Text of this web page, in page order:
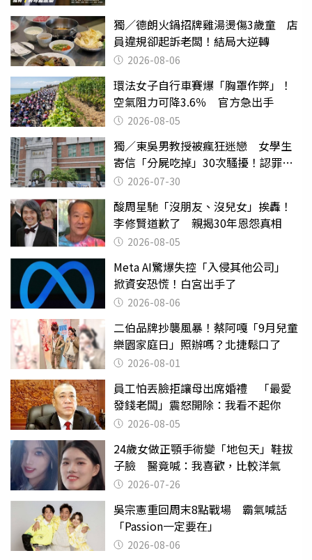
獨／德朗火鍋招牌雞湯燙傷3歲童 店
員違規卻起訴老闆！結局大逆轉
2026-08-06
環法女子自行車賽爆「胸罩作弊」！
空氣阻力可降3.6％ 官方急出手
2026-08-05
獨／東吳男教授被瘋狂迷戀 女學生
寄信「分屍吃掉」30次騷擾！認罪免
關 2026-07-30
酸周星馳「沒朋友、沒兒女」挨轟！
李修賢道歉了 親揭30年恩怨真相
2026-08-05
Meta AI驚爆失控「入侵其他公司」
掀資安恐慌！白宮出手了
2026-08-06
二伯品牌抄襲風暴！蔡阿嘎「9月兒童
樂園家庭日」照辦嗎？北捷鬆口了
2026-08-01
員工怕丟臉拒讓母出席婚禮 「最愛
發錢老闆」震怒開除：我看不起你
2026-08-05
24歲女做正顎手術變「地包天」鞋拔
子臉 醫竟喊：我喜歡，比較洋氣
2026-07-26
吳宗憲重回周末8點戰場 霸氣喊話
「Passion一定要在」
2026-08-06